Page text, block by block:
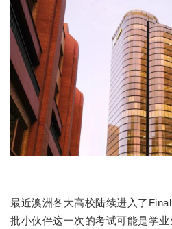
最近澳洲各大高校陆续进入了
批小伙伴这一次的考试可能是学